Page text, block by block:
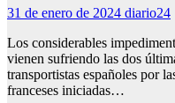
31 de enero de 2024 diario24
Los considerables
vienen sufriendo las dos
transportistas españoles por
franceses iniciadas…